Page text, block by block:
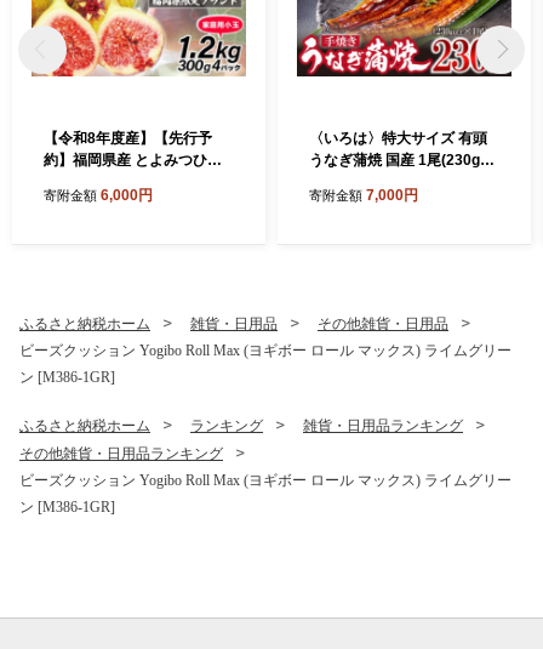
【令和8年度産】【先行予
約】福岡県産 とよみつひめ
パック) [M1016] 福岡県ブラ
寄附金額 6,000円
〈いろは〉特大サイズ 有頭
うなぎ蒲焼 国産 1尾(230g以
焼き 肉厚 うな重 ランキング
寄附金額 7,000円
ふるさと納税ホーム 雑貨・日用品
その他雑貨・日用品
ビーズクッション Yogibo Roll Max (ヨギボー ロール マックス) ライムグリー
ン [M386-1GR]
ふるさと納税ホーム ランキング
雑貨・日用品ランキング
その他雑貨・日用品ランキング
ビーズクッション Yogibo Roll Max (ヨギボー ロール マックス) ライムグリー
ン [M386-1GR]